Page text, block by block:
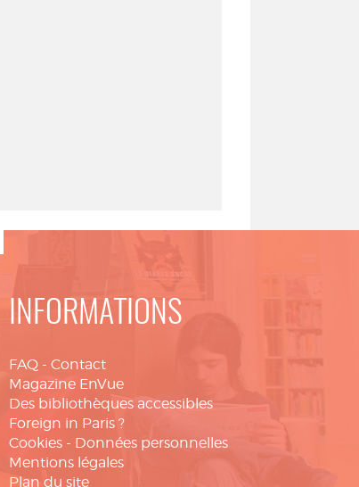
INFORMATIONS
FAQ - Contact
Magazine EnVue
Des bibliothèques accessibles
Foreign in Paris ?
Cookies - Données personnelles
Mentions légales
Plan du site